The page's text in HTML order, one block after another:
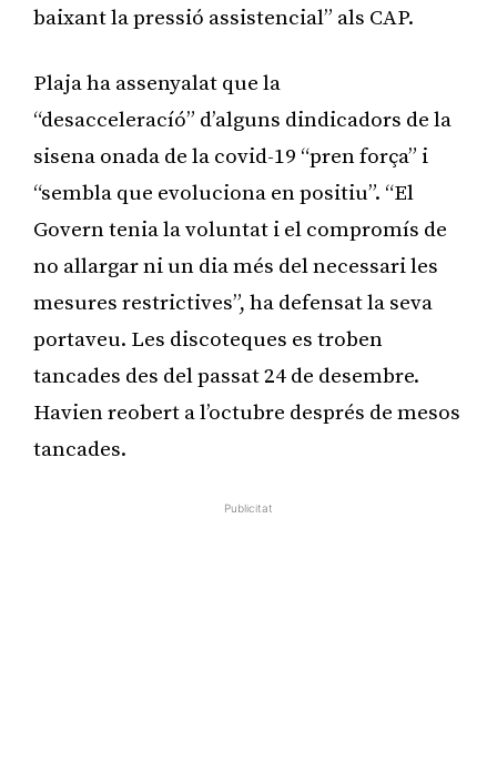
baixant la pressió assistencial” als CAP.
Plaja ha assenyalat que la
“desacceleracíó” d’alguns dindicadors de la
sisena onada de la covid-19 “pren força” i
“sembla que evoluciona en positiu”. “El
Govern tenia la voluntat i el compromís de
no allargar ni un dia més del necessari les
mesures restrictives”, ha defensat la seva
portaveu. Les discoteques es troben
tancades des del passat 24 de desembre.
Havien reobert a l’octubre després de mesos
tancades.
Publicitat